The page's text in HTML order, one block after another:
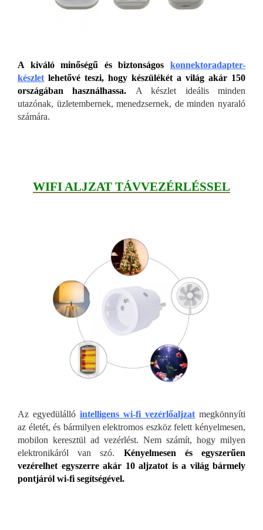
A kiváló minőségű és biztonságos konnektoradapter-
készletlehetővé teszi, hogy készülékét a világ akár 150
országában használhassa.
A készlet ideális minden
utazónak, üzletembernek, menedzsernek, de minden nyaraló
számára.
WIFI ALJZAT TÁVVEZÉRLÉSSEL
Az egyedülálló intelligens wi-fi vezérlőaljzat megkönnyíti
az életét, és bármilyen elektromos eszköz felett kényelmesen,
mobilon keresztül ad vezérlést. Nem számít, hogy milyen
elektronikáról van szó. Kényelmesen és egyszerűen
vezérelhet egyszerre akár 10 aljzatot is a világ bármely
pontjáról wi-fi segítségével.